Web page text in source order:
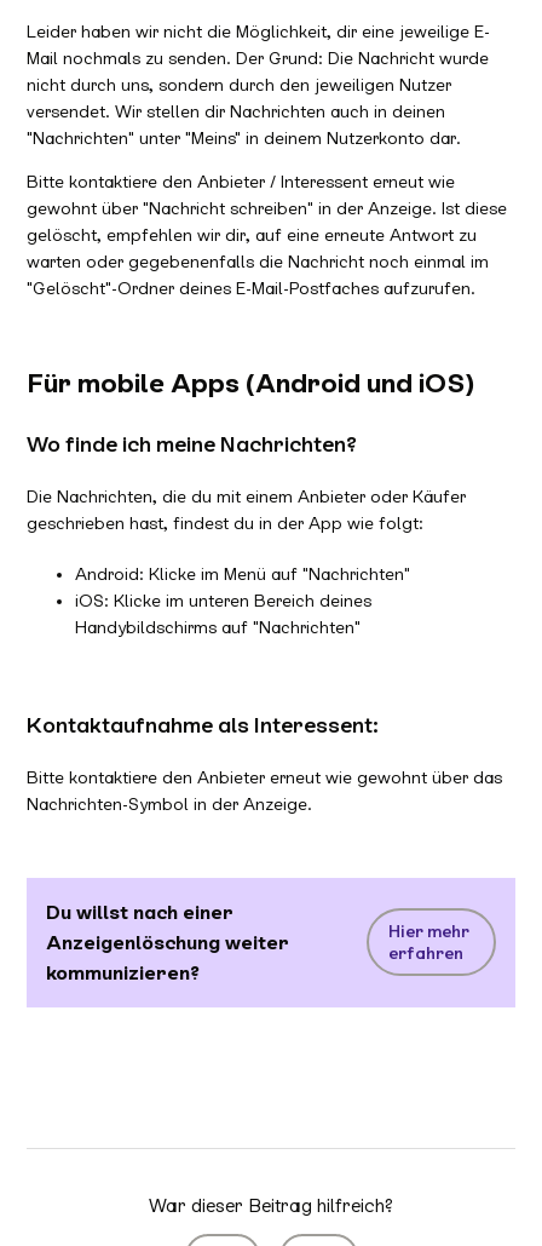
Leider haben wir nicht die Möglichkeit, dir eine jeweilige E-
Mail nochmals zu senden. Der Grund: Die Nachricht wurde
nicht durch uns, sondern durch den jeweiligen Nutzer
versendet. Wir stellen dir Nachrichten auch in deinen
"Nachrichten" unter "Meins" in deinem Nutzerkonto dar.
Bitte kontaktiere den Anbieter / Interessent erneut wie
gewohnt über "Nachricht schreiben" in der Anzeige. Ist diese
gelöscht, empfehlen wir dir, auf eine erneute Antwort zu
warten oder gegebenenfalls die Nachricht noch einmal im
"Gelöscht"-Ordner deines E-Mail-Postfaches aufzurufen.
Für mobile Apps (Android und iOS)
Wo finde ich meine Nachrichten?
Die Nachrichten, die du mit einem Anbieter oder Käufer
geschrieben hast, findest du in der App wie folgt:
Android: Klicke im Menü auf "Nachrichten"
iOS: Klicke im unteren Bereich deines
Handybildschirms auf "Nachrichten"
Kontaktaufnahme als Interessent:
Bitte kontaktiere den Anbieter erneut wie gewohnt über das
Nachrichten-Symbol in der Anzeige.
Du willst nach einer
Anzeigenlöschung weiter
kommunizieren?
Hier mehr
erfahren
War dieser Beitrag hilfreich?